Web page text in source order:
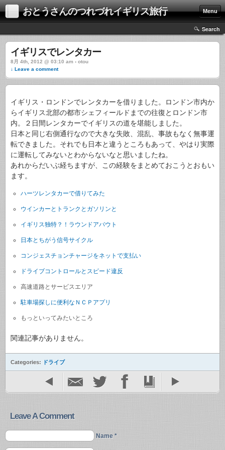
おとうさんのつれづれイギリス旅行 Menu
Search
イギリスでレンタカー
8月 4th, 2012 @ 03:10 am › otou
↓ Leave a comment
イギリス・ロンドンでレンタカーを借りました。ロンドン市内か
らイギリス北部の都市シェフィールドまでの往復とロンドン市
内。２日間レンタカーでイギリスの道を堪能しました。
日本と同じ右側通行なので大きな失敗、混乱、事故もなく無事運
転できました。それでも日本と違うところもあって、やはり実際
に運転してみないとわからないなと思いましたね。
あれからだいぶ経ちますが、この経験をまとめておこうとおもい
ます。
ハーツレンタカーで借りてみた
ウインカーとトランクとガソリンと
イギリス独特？！ラウンドアバウト
日本とちがう信号サイクル
コンジェスチョンチャージをネットで支払い
ドライブコントロールとスピード違反
高速道路とサービスエリア
駐車場探しに便利なＮＣＰアプリ
もっといってみたいところ
関連記事がありません。
Categories: ドライブ
Leave A Comment
Name *